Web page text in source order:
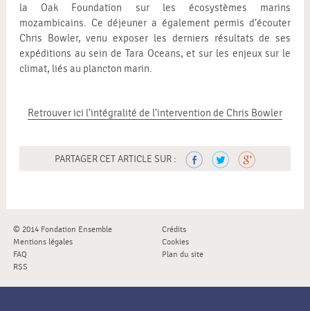
la Oak Foundation sur les écosystèmes marins
mozambicains. Ce déjeuner a également permis d’écouter
Chris Bowler, venu exposer les derniers résultats de ses
expéditions au sein de Tara Oceans, et sur les enjeux sur le
climat, liés au plancton marin.
Retrouver ici l’intégralité de l’intervention de Chris Bowler
PARTAGER CET ARTICLE SUR :
© 2014 Fondation Ensemble
Crédits
Mentions légales
Cookies
FAQ
Plan du site
RSS